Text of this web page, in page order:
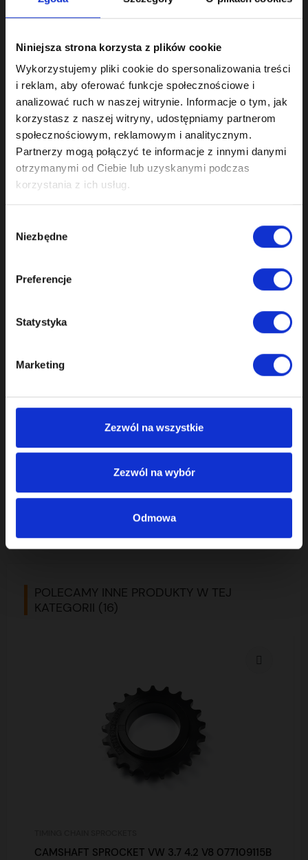
Niniejsza strona korzysta z plików cookie
Wykorzystujemy pliki cookie do spersonalizowania treści
i reklam, aby oferować funkcje społecznościowe i
analizować ruch w naszej witrynie. Informacje o tym, jak
korzystasz z naszej witryny, udostępniamy partnerom
społecznościowym, reklamowym i analitycznym.
Partnerzy mogą połączyć te informacje z innymi danymi
otrzymanymi od Ciebie lub uzyskanymi podczas
korzystania z ich usług.
zgody
Niezbędne
Preferencje
Statystyka
Marketing
Zezwól na wszystkie
Zezwól na wybór
Odmowa
Technical parameters
OEM part number 079109115F
AEB, AGU, AJH, APH, ARX,
AWD, AWL, AWT, AWW,
BJX, BKF, BKV, AJQ, APP,
BNU, AJL, BBU, BEX, BVR,
Engines
Number of teeth
Cmashaft OME part
numbers
058109022B,
058109022C,
058109022D,
058109021M,
058109021F
POLECAMY INNE PRODUKTY W TEJ
KATEGORII (16)
CAMSHAFT SPROCKET VW 3.7 4.2 V8 077109115B